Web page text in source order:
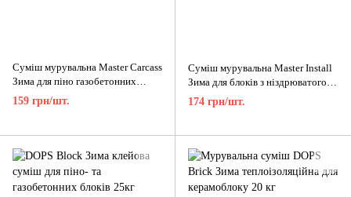
Суміш мурувальна Master Carcass
Зима для піно газобетонних
блоків 25кг
159 грн/шт.
Суміш мурувальна Master Install
Зима для блоків з ніздрюватого
бетону 20кг
174 грн/шт.